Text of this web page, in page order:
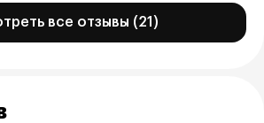
все отзывы (21)